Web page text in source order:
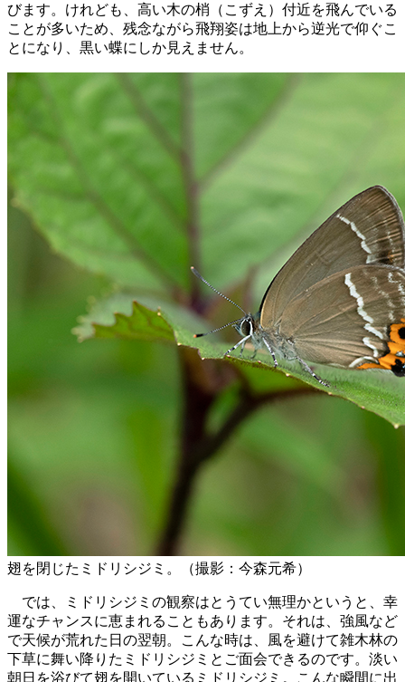
びます。けれども、高い木の梢（こずえ）付近を飛んでいる
ことが多いため、残念ながら飛翔姿は地上から逆光で仰ぐこ
とになり、黒い蝶にしか見えません。
翅を閉じたミドリシジミ。（撮影：今森元希）
では、ミドリシジミの観察はとうてい無理かというと、幸
運なチャンスに恵まれることもあります。それは、強風など
で天候が荒れた日の翌朝。こんな時は、風を避けて雑木林の
下草に舞い降りたミドリシジミとご面会できるのです。淡い
朝日を浴びて翅を開いているミドリシジミ。こんな瞬間に出